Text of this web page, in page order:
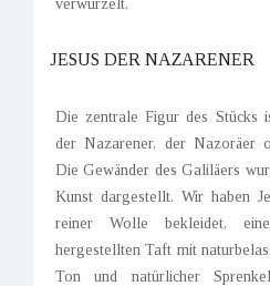
verwurzelt.
JESUS DER NAZARENER
Die zentrale Figur des Stücks
der Nazarener, der Nazoräer
Die Gewänder des Galiläers
Kunst dargestellt. Wir haben
reiner Wolle bekleidet,
hergestellten Taft mit
Ton und natürlicher